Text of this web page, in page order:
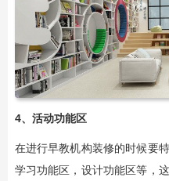
4、活动功能区
在进行早教机构装修的时候要
学习功能区，设计功能区等，